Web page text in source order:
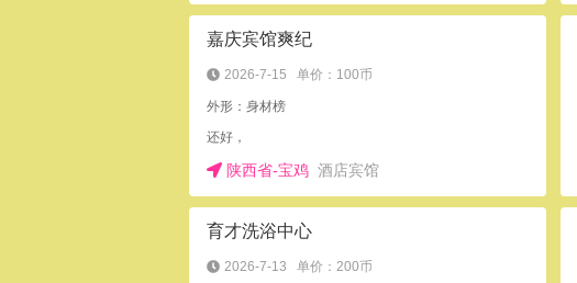
嘉庆宾馆爽纪
2026-7-15 单价：100币
外形：身材榜
还好，
陕西省-宝鸡 酒店宾馆
育才洗浴中心
2026-7-13 单价：200币